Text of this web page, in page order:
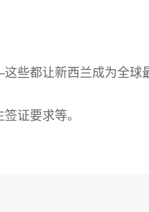
都让新西兰成为全球
证要求等。